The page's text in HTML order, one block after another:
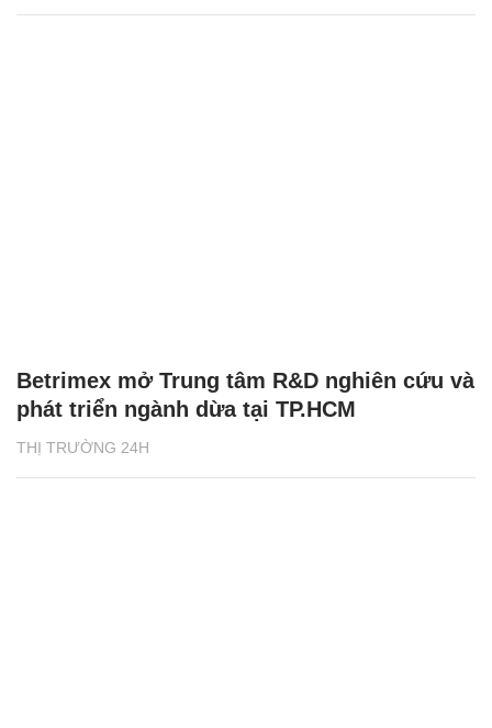
THỊ TRƯỜNG 24H
Betrimex mở Trung tâm R&D nghiên cứu và
phát triển ngành dừa tại TP.HCM